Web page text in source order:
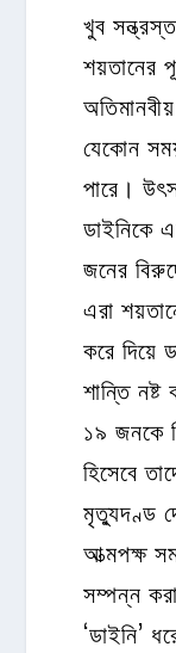
খুব
শয়তানের
যেকোন
পারে।
ডাইনিকে
জনের
এরা
করে দিয়ে
শান্তি
১৯ জনকে
হিসেবে
মৃত্যুদণ্ড
আত্মপক্ষ
সম্পন্ন
‘ডাইনি’